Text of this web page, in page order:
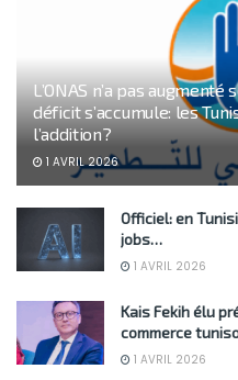
L’ONAS n’a pas
déficit s’accumule: les
l’addition?
1 AVRIL 2026
Officiel: en
jobs…
1 AVRIL 2026
Kais Fekih élu
commerce
1 AVRIL 2026